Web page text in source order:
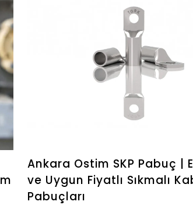
Ankara Ostim SKP Pabuç |
ve Uygun Fiyatlı Sıkmalı
Pabuçları